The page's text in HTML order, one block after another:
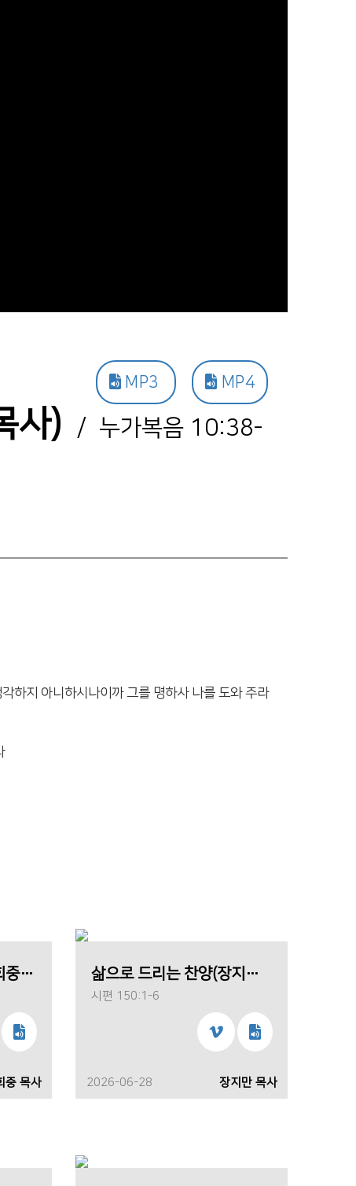
MP3 MP4
사)
/ 누가복음 10:38-
하지 아니하시나이까 그를 명하사 나를 도와 주라
움직이는 포도나무(이회중 목사)
중 목사
삶으로 드리는 찬양(장지만 목사)
시편 150:1-6
2026-06-28 장지만 목사